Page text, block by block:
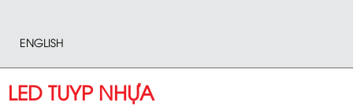
ENGLISH
LED TUYP NHỰA